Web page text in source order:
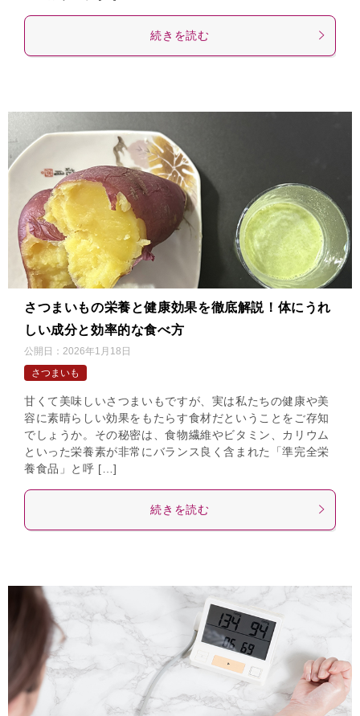
続きを読む
さつまいもの栄養と健康効果を徹底解説！体にうれ
しい成分と効率的な食べ方
公開日： 2026年1月18日
さつまいも
甘くて美味しいさつまいもですが、実は私たちの健康や美
容に素晴らしい効果をもたらす食材だということをご存知
でしょうか。その秘密は、食物繊維やビタミン、カリウム
といった栄養素が非常にバランス良く含まれた「準完全栄
養食品」と呼 […]
続きを読む